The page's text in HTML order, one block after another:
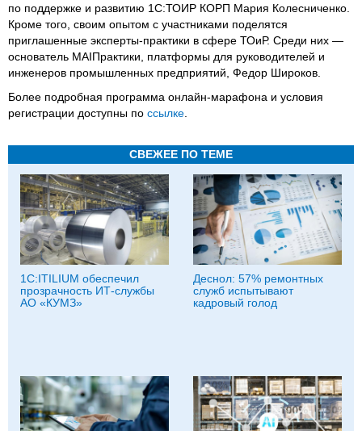
по поддержке и развитию 1С:ТОИР КОРП Мария Колесниченко.
Кроме того, своим опытом с участниками поделятся
приглашенные эксперты-практики в сфере ТОиР. Среди них —
основатель MAIПрактики, платформы для руководителей и
инженеров промышленных предприятий, Федор Широков.
Более подробная программа онлайн-марафона и условия
регистрации доступны по ссылке
СВЕЖЕЕ ПО ТЕМЕ
1С:ITILIUM обеспечил
прозрачность ИТ-службы
АО «КУМЗ»
Деснол: 57% ремонтных
служб испытывают
кадровый голод